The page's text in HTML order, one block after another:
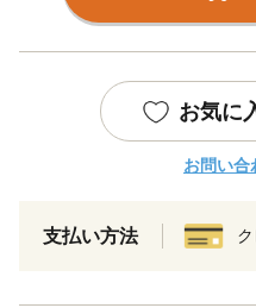
お気に
お問い合
支払い方法